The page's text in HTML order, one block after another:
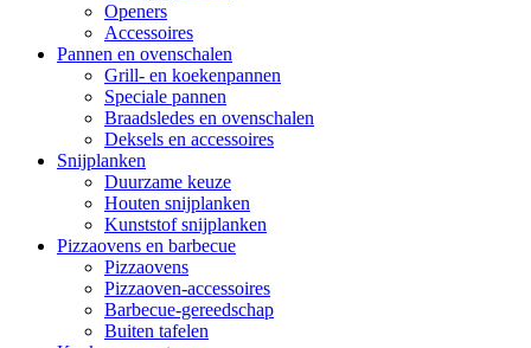
Openers
Accessoires
Pannen en ovenschalen
Grill- en koekenpannen
Speciale pannen
Braadsledes en ovenschalen
Deksels en accessoires
Snijplanken
Duurzame keuze
Houten snijplanken
Kunststof snijplanken
Pizzaovens en barbecue
Pizzaovens
Pizzaoven-accessoires
Barbecue-gereedschap
Buiten tafelen